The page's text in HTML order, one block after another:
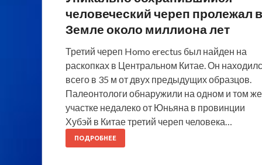
человеческий череп пролежал в
Земле около миллиона лет
Третий череп Homo erectus был найден на
раскопках в Центральном Китае. Он
всего в 35 м от двух предыдущих образцов.
Палеонтологи обнаружили на одном и том же
участке недалеко от Юньяна в провинции
Хубэй в Китае третий череп человека…
ПОДРОБНЕЕ